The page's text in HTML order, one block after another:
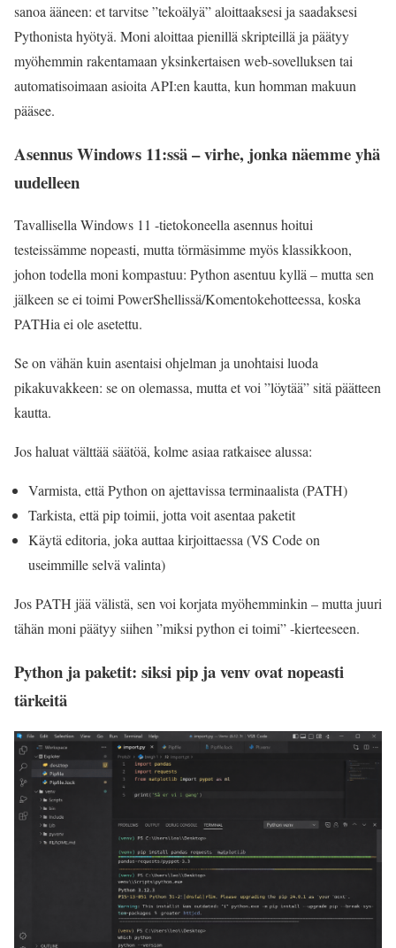
sanoa ääneen: et tarvitse ”tekoälyä” aloittaaksesi ja saadaksesi
Pythonista hyötyä. Moni aloittaa pienillä skripteillä ja päätyy
myöhemmin rakentamaan yksinkertaisen web-sovelluksen tai
automatisoimaan asioita API:en kautta, kun homman makuun
pääsee.
Asennus Windows 11:ssä – virhe, jonka näemme yhä
uudelleen
Tavallisella Windows 11 -tietokoneella asennus hoitui
testeissämme nopeasti, mutta törmäsimme myös klassikkoon,
johon todella moni kompastuu: Python asentuu kyllä – mutta sen
jälkeen se ei toimi PowerShellissä/Komentokehotteessa, koska
PATHia ei ole asetettu.
Se on vähän kuin asentaisi ohjelman ja unohtaisi luoda
pikakuvakkeen: se on olemassa, mutta et voi ”löytää” sitä päätteen
kautta.
Jos haluat välttää säätöä, kolme asiaa ratkaisee alussa:
Varmista, että Python on ajettavissa terminaalista (PATH)
Tarkista, että pip toimii, jotta voit asentaa paketit
Käytä editoria, joka auttaa kirjoittaessa (VS Code on
useimmille selvä valinta)
Jos PATH jää välistä, sen voi korjata myöhemminkin – mutta juuri
tähän moni päätyy siihen ”miksi python ei toimi” -kierteeseen.
Python ja paketit: siksi pip ja venv ovat nopeasti
tärkeitä